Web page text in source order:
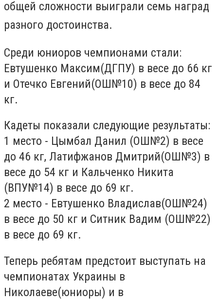
общей сложности выиграли семь наград
разного достоинства.
Среди юниоров чемпионами стали:
Евтушенко Максим(ДГПУ) в весе до 66 кг
и Отечко Евгений(ОШ№10) в весе до 84
кг.
Кадеты показали следующие результаты:
1 место - Цымбал Данил (ОШ№2) в весе
до 46 кг, Латифжанов Дмитрий(ОШ№3) в
весе до 54 кг и Кальченко Никита
(ВПУ№14) в весе до 69 кг.
2 место - Евтушенко Владислав(ОШ№24)
в весе до 50 кг и Ситник Вадим (ОШ№22)
в весе до 69 кг.
Теперь ребятам предстоит выступать на
чемпионатах Украины в
Николаеве(юниоры) и в